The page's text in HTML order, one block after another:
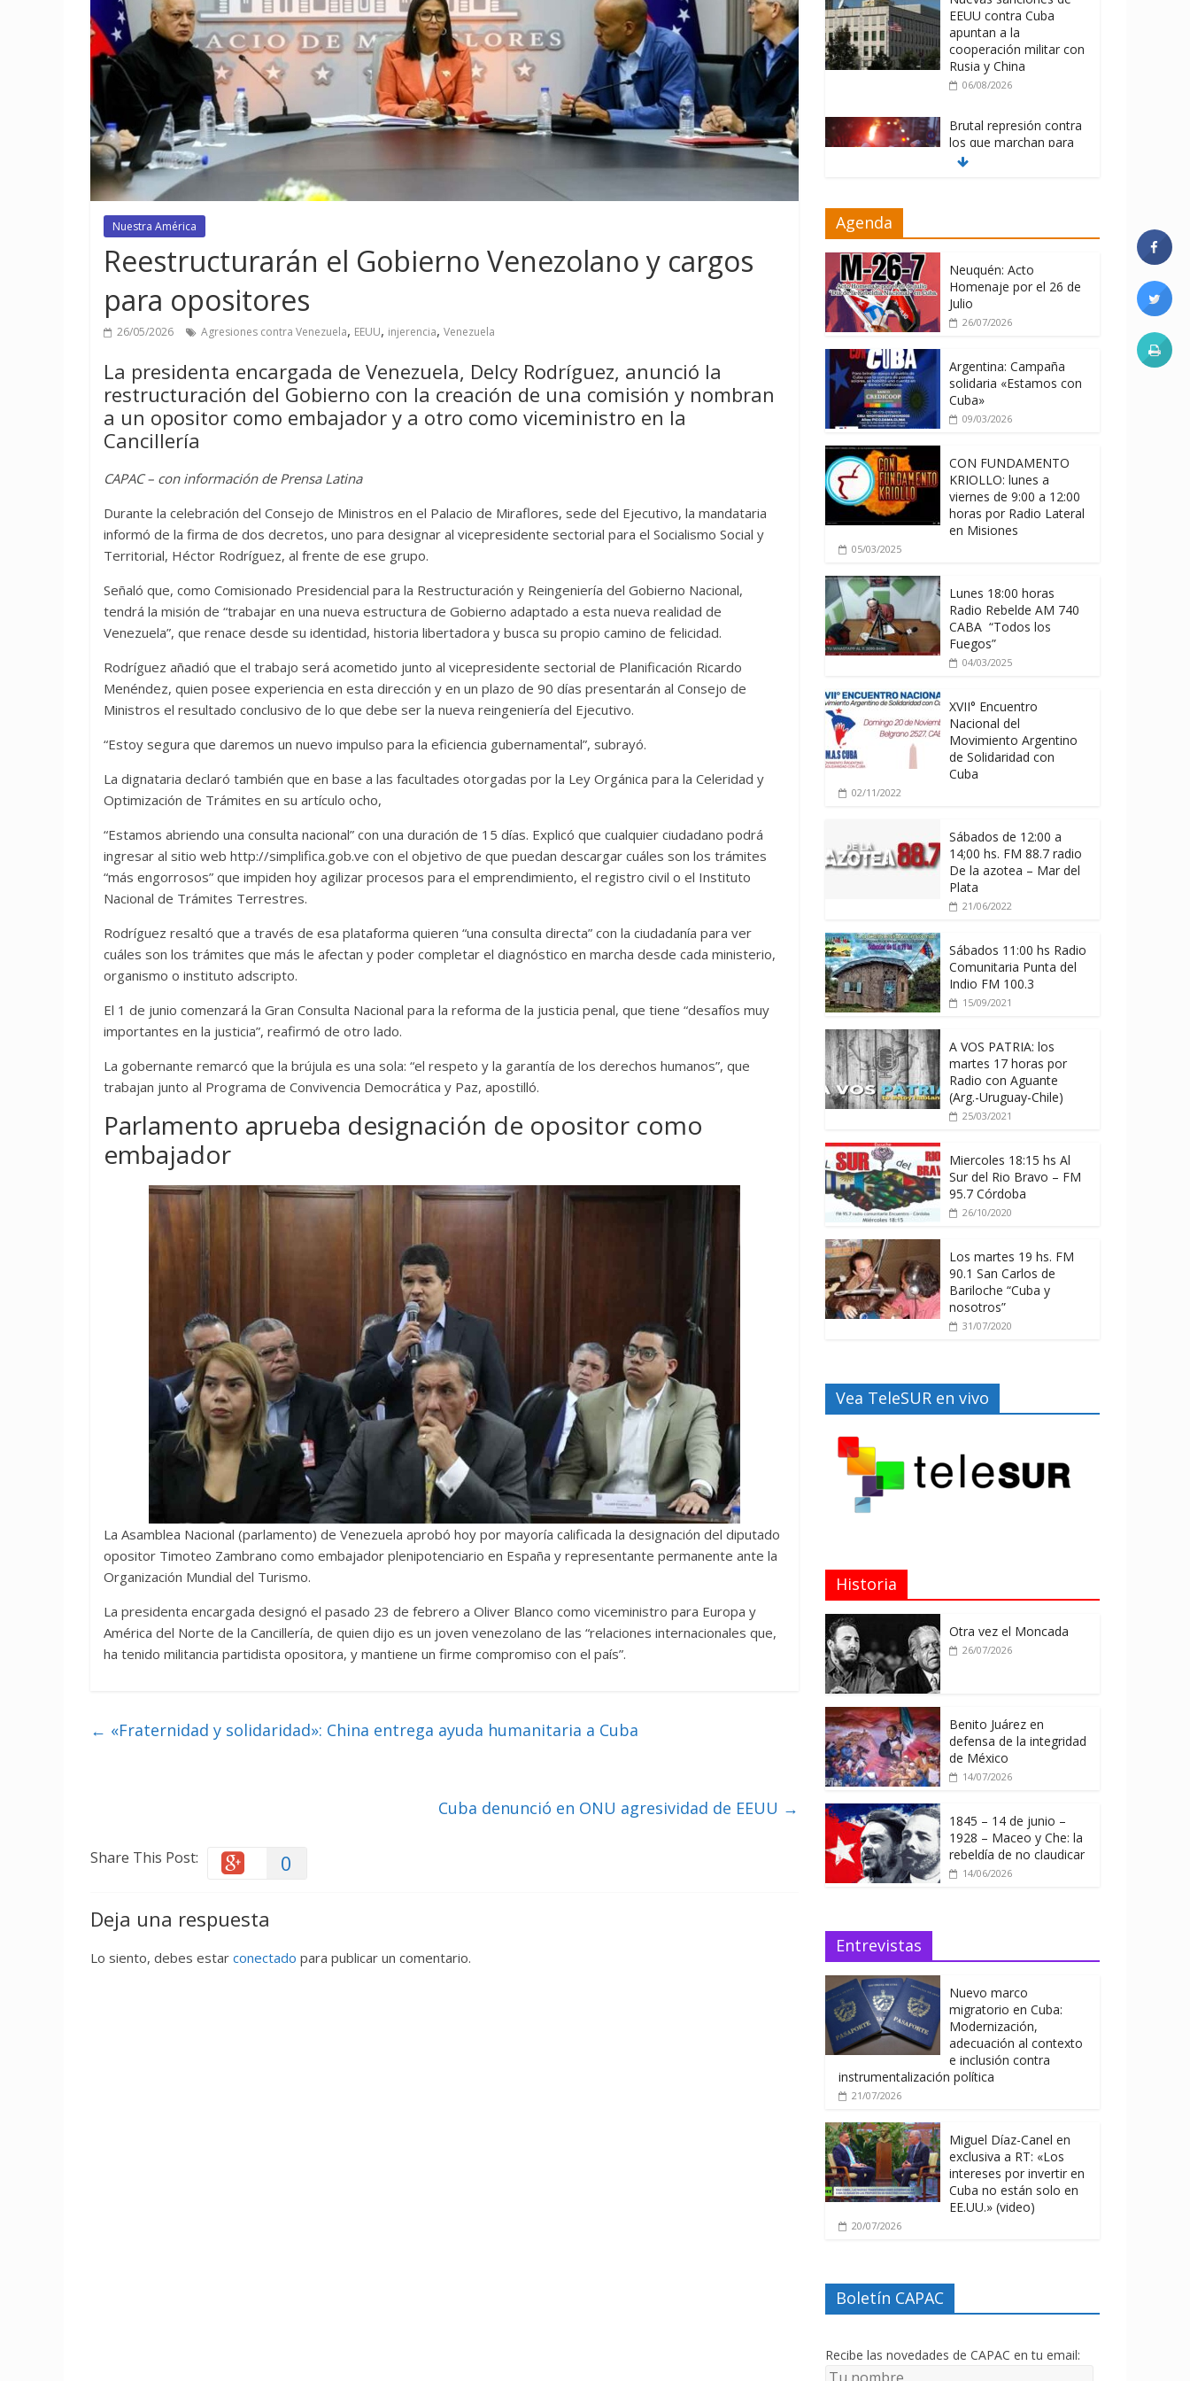
Nuestra América
Reestructurarán el Gobierno Venezolano y cargos
para opositores
26/05/2026 Agresiones contra Venezuela, EEUU, injerencia, Venezuela
La presidenta encargada de Venezuela, Delcy Rodríguez, anunció la
restructuración del Gobierno con la creación de una comisión y nombran
a un opositor como embajador y a otro como viceministro en la
Cancillería
CAPAC – con información de Prensa Latina
Durante la celebración del Consejo de Ministros en el Palacio de Miraflores, sede del Ejecutivo, la mandataria
informó de la firma de dos decretos, uno para designar al vicepresidente sectorial para el Socialismo Social y
Territorial, Héctor Rodríguez, al frente de ese grupo.
Señaló que, como Comisionado Presidencial para la Restructuración y Reingeniería del Gobierno Nacional,
tendrá la misión de “trabajar en una nueva estructura de Gobierno adaptado a esta nueva realidad de
Venezuela”, que renace desde su identidad, historia libertadora y busca su propio camino de felicidad.
Rodríguez añadió que el trabajo será acometido junto al vicepresidente sectorial de Planificación Ricardo
Menéndez, quien posee experiencia en esta dirección y en un plazo de 90 días presentarán al Consejo de
Ministros el resultado conclusivo de lo que debe ser la nueva reingeniería del Ejecutivo.
“Estoy segura que daremos un nuevo impulso para la eficiencia gubernamental”, subrayó.
La dignataria declaró también que en base a las facultades otorgadas por la Ley Orgánica para la Celeridad y
Optimización de Trámites en su artículo ocho,
“Estamos abriendo una consulta nacional” con una duración de 15 días. Explicó que cualquier ciudadano podrá
ingresar al sitio web http://simplifica.gob.ve con el objetivo de que puedan descargar cuáles son los trámites
“más engorrosos” que impiden hoy agilizar procesos para el emprendimiento, el registro civil o el Instituto
Nacional de Trámites Terrestres.
Rodríguez resaltó que a través de esa plataforma quieren “una consulta directa” con la ciudadanía para ver
cuáles son los trámites que más le afectan y poder completar el diagnóstico en marcha desde cada ministerio,
organismo o instituto adscripto.
El 1 de junio comenzará la Gran Consulta Nacional para la reforma de la justicia penal, que tiene “desafíos muy
importantes en la justicia”, reafirmó de otro lado.
La gobernante remarcó que la brújula es una sola: “el respeto y la garantía de los derechos humanos”, que
trabajan junto al Programa de Convivencia Democrática y Paz, apostilló.
Parlamento aprueba designación de opositor como
embajador
La Asamblea Nacional (parlamento) de Venezuela aprobó hoy por mayoría calificada la designación del diputado
opositor Timoteo Zambrano como embajador plenipotenciario en España y representante permanente ante la
Organización Mundial del Turismo.
La presidenta encargada designó el pasado 23 de febrero a Oliver Blanco como viceministro para Europa y
América del Norte de la Cancillería, de quien dijo es un joven venezolano de las “relaciones internacionales que,
ha tenido militancia partidista opositora, y mantiene un firme compromiso con el país”.
← «Fraternidad y solidaridad»: China entrega ayuda humanitaria a Cuba
Cuba denunció en ONU agresividad de EEUU →
Share This Post: 0
Deja una respuesta
Lo siento, debes estar conectado para publicar un comentario.
EEUU contra Cuba
apuntan a la
cooperación militar con
Rusia y China
06/08/2026
Brutal represión contra
los que marchan para
que no se venda la
La ONU condena
contra Cuba
06/08/2026
Agenda
Neuquén: Acto
Homenaje por el 26 de
Julio
26/07/2026
Argentina: Campaña
solidaria «Estamos con
Cuba»
09/03/2026
CON FUNDAMENTO
KRIOLLO: lunes a
viernes de 9:00 a 12:00
horas por Radio Lateral
en Misiones
05/03/2025
Lunes 18:00 horas
Radio Rebelde AM 740
CABA “Todos los
Fuegos”
04/03/2025
XVII° Encuentro
Nacional del
Movimiento Argentino
de Solidaridad con
Cuba
02/11/2022
Sábados de 12:00 a
14;00 hs. FM 88.7 radio
De la azotea – Mar del
Plata
21/06/2022
Sábados 11:00 hs Radio
Comunitaria Punta del
Indio FM 100.3
15/09/2021
A VOS PATRIA: los
martes 17 horas por
Radio con Aguante
(Arg.-Uruguay-Chile)
25/03/2021
Miercoles 18:15 hs Al
Sur del Rio Bravo – FM
95.7 Córdoba
26/10/2020
Los martes 19 hs. FM
90.1 San Carlos de
Bariloche “Cuba y
nosotros”
31/07/2020
Vea TeleSUR en vivo
Historia
Otra vez el Moncada
26/07/2026
Benito Juárez en
defensa de la integridad
de México
14/07/2026
1845 – 14 de junio –
1928 – Maceo y Che: la
rebeldía de no claudicar
14/06/2026
Entrevistas
Nuevo marco
migratorio en Cuba:
Modernización,
adecuación al contexto
e inclusión contra
instrumentalización política
21/07/2026
Miguel Díaz-Canel en
exclusiva a RT: «Los
intereses por invertir en
Cuba no están solo en
EE.UU.» (video)
20/07/2026
Boletín CAPAC
Recibe las novedades de CAPAC en tu email: